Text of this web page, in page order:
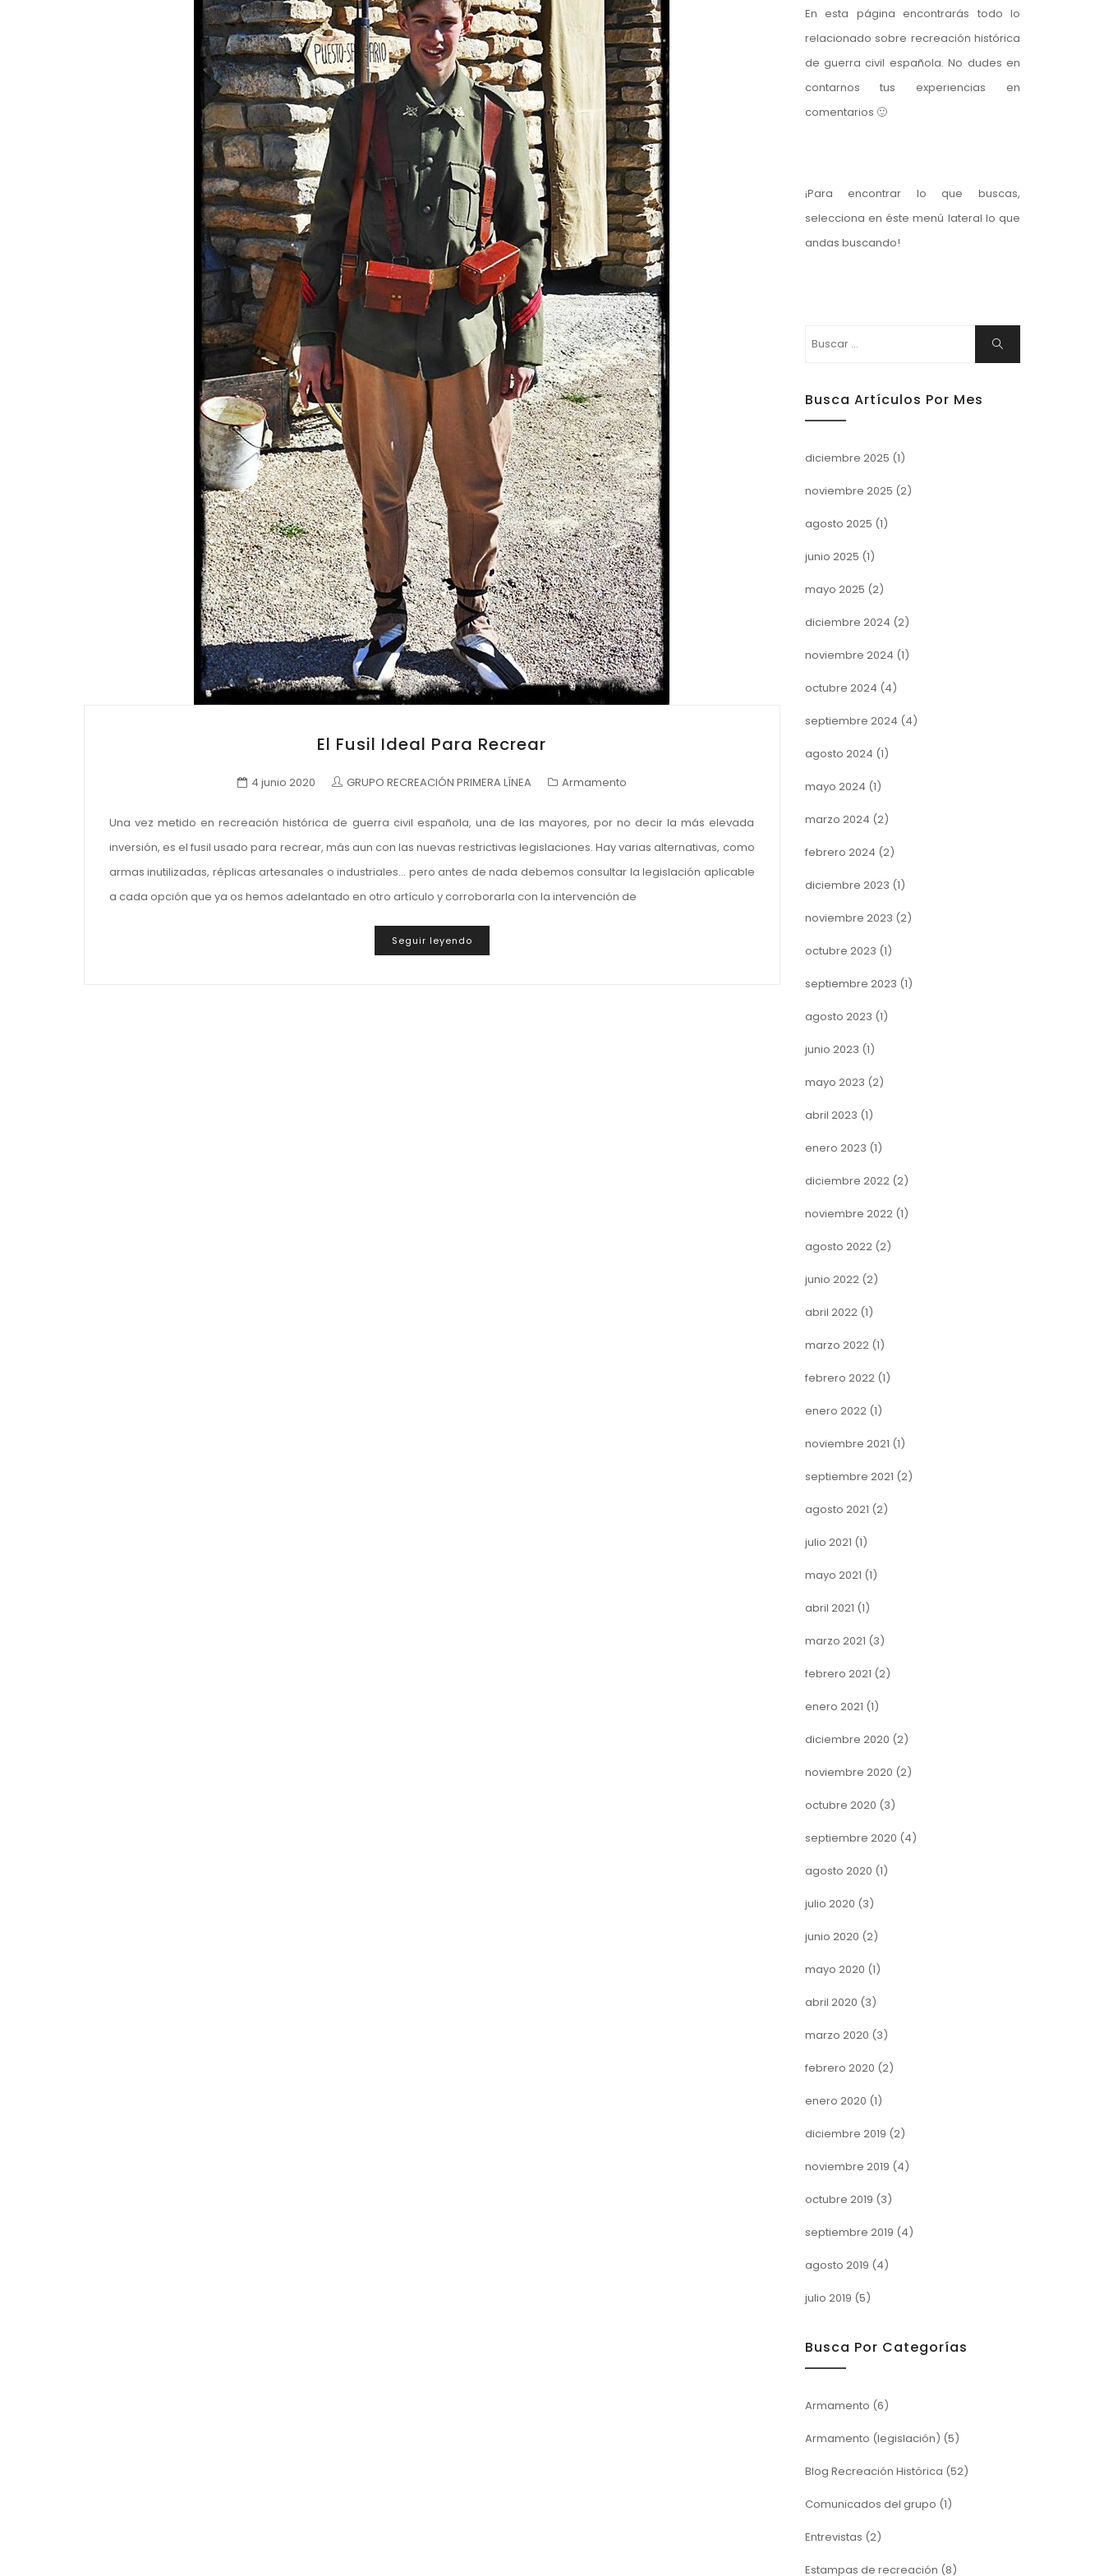
El Fusil Ideal Para Recrear
4 junio 2020 GRUPO RECREACIÓN PRIMERA LÍNEA Armamento
Una vez metido en recreación histórica de guerra civil española, una de las mayores, por no decir la más elevada
inversión, es el fusil usado para recrear, más aun con las nuevas restrictivas legislaciones. Hay varias alternativas, como
armas inutilizadas, réplicas artesanales o industriales… pero antes de nada debemos consultar la legislación aplicable
a cada opción que ya os hemos adelantado en otro artículo y corroborarla con la intervención de
Seguir leyendo
En esta página encontrarás todo lo
relacionado sobre recreación histórica
de guerra civil española. No dudes en
contarnos tus experiencias en
comentarios 🙂
¡Para encontrar lo que buscas,
selecciona en éste menú lateral lo que
andas buscando!
Buscar
Busca Artículos Por Mes
diciembre 2025 (1)
noviembre 2025 (2)
agosto 2025 (1)
junio 2025 (1)
mayo 2025 (2)
diciembre 2024 (2)
noviembre 2024 (1)
octubre 2024 (4)
septiembre 2024 (4)
agosto 2024 (1)
mayo 2024 (1)
marzo 2024 (2)
febrero 2024 (2)
diciembre 2023 (1)
noviembre 2023 (2)
octubre 2023 (1)
septiembre 2023 (1)
agosto 2023 (1)
junio 2023 (1)
mayo 2023 (2)
abril 2023 (1)
enero 2023 (1)
diciembre 2022(2)
noviembre 2022(1)
agosto 2022(2)
junio 2022(2)
abril 2022(1)
marzo 2022(1)
febrero 2022(1)
enero 2022(1)
noviembre 2021 (1)
septiembre 2021 (2)
agosto 2021 (2)
julio 2021 (1)
mayo 2021 (1)
abril 2021 (1)
marzo 2021 (3)
febrero 2021 (2)
enero 2021 (1)
diciembre 2020 (2)
noviembre 2020 (2)
octubre 2020 (3)
septiembre 2020 (4)
agosto 2020 (1)
julio 2020 (3)
junio 2020 (2)
mayo 2020 (1)
abril 2020 (3)
marzo 2020 (3)
febrero 2020 (2)
enero 2020 (1)
diciembre 2019 (2)
noviembre 2019 (4)
octubre 2019 (3)
septiembre 2019 (4)
agosto 2019 (4)
julio 2019 (5)
Busca Por Categorías
Armamento (6)
Armamento (legislación) (5)
Blog Recreación Histórica (52)
Comunicados del grupo (1)
Entrevistas (2)
Estampas de recreación (8)